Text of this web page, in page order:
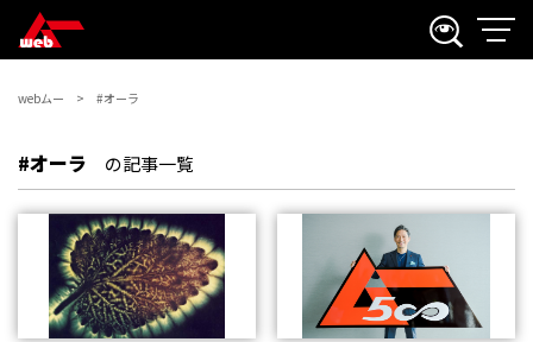
webムー #オーラ
#オーラ の記事一覧